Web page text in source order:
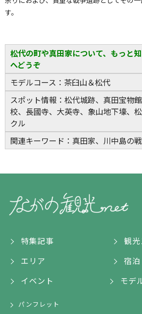
す。
松代の町や真田家について、もっと
へどうぞ
モデルコース： 茶臼山＆松代
スポット情報： 松代城跡、 真田宝物館
校、 長國寺、 大英寺、 象山地下壕、
クル
関連キーワード： 真田家、 川中島の
特集記事
観
エリア
宿泊
イベント
モデ
パンフレット